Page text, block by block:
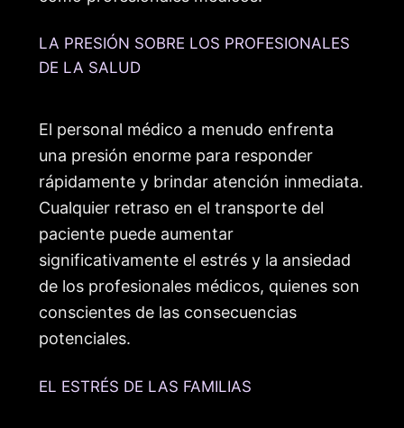
LA PRESIÓN SOBRE LOS PROFESIONALES
DE LA SALUD
El personal médico a menudo enfrenta
una presión enorme para responder
rápidamente y brindar atención inmediata.
Cualquier retraso en el transporte del
paciente puede aumentar
significativamente el estrés y la ansiedad
de los profesionales médicos, quienes son
conscientes de las consecuencias
potenciales.
EL ESTRÉS DE LAS FAMILIAS